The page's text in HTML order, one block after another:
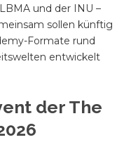
und der INU –
sollen künftig
Formate rund
entwickelt
der The